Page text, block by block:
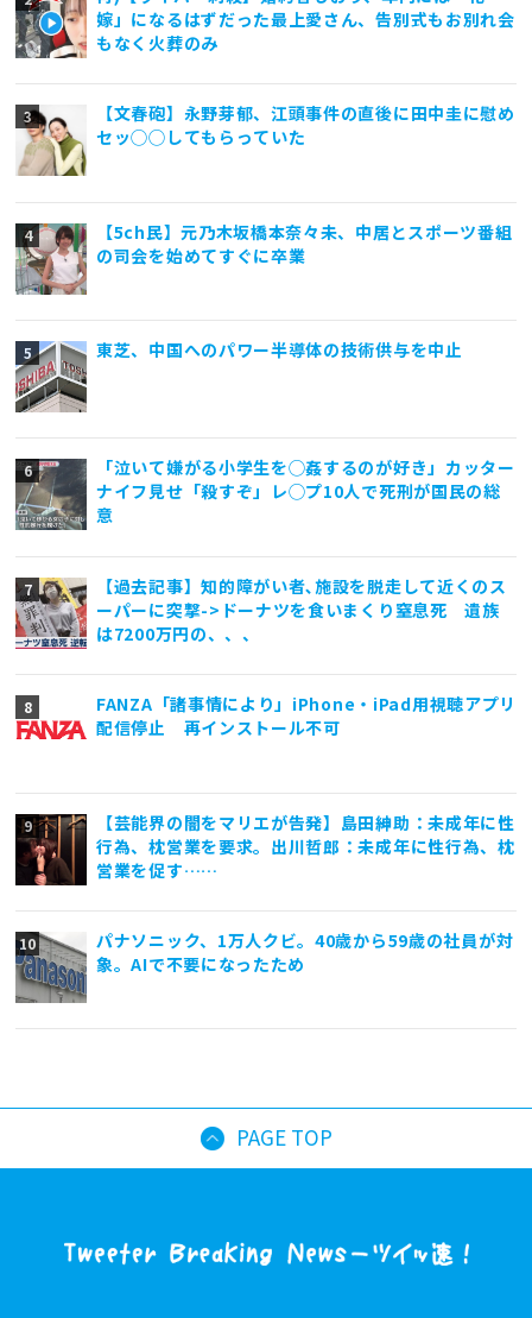
嫁」になるはずだった最上愛さん、告別式もお別れ会
もなく火葬のみ
【文春砲】永野芽郁、江頭事件の直後に田中圭に慰め
セッ◯◯してもらっていた
【5ch民】元乃木坂橋本奈々未、中居とスポーツ番組
の司会を始めてすぐに卒業
東芝、中国へのパワー半導体の技術供与を中止
「泣いて嫌がる小学生を◯姦するのが好き」カッター
ナイフ見せ「殺すぞ」レ◯プ10人で死刑が国民の総
意
【過去記事】知的障がい者､施設を脱走して近くのス
ーパーに突撃->ドーナツを食いまくり窒息死 遺族
は7200万円の、、、
FANZA「諸事情により」iPhone・iPad用視聴アプリ
配信停止 再インストール不可
【芸能界の闇をマリエが告発】島田紳助：未成年に性
行為、枕営業を要求。出川哲郎：未成年に性行為、枕
営業を促す……
パナソニック、1万人クビ。40歳から59歳の社員が対
象。AIで不要になったため
PAGE TOP